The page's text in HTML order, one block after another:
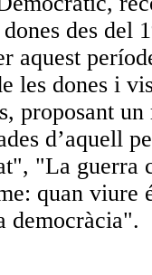
des del
aquest
les dones i
proposant
d’aquell
"La guerra
quan viure
democràcia".